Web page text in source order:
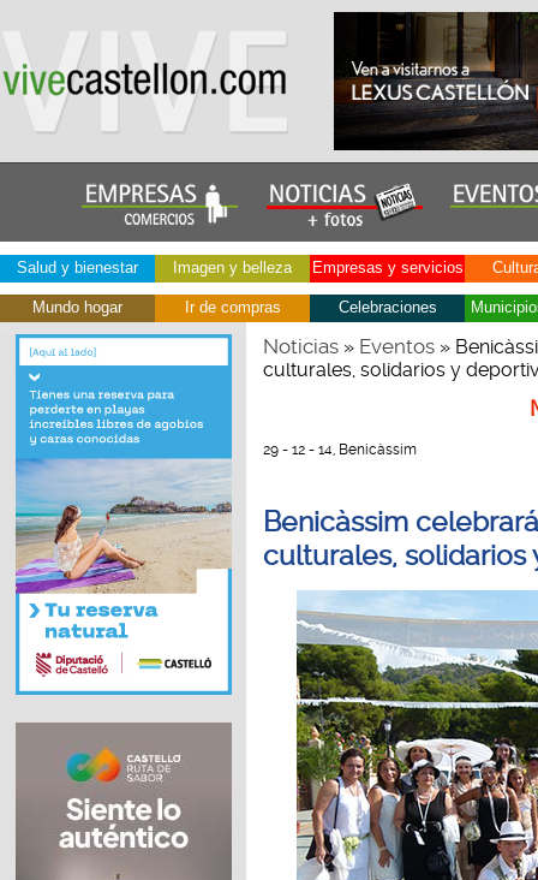
Salud y bienestar Imagen y belleza Empresas y servicios
Mundo hogar Ir de compras Celebraciones
Noticias» Eventos»
culturales, solidarios y
29 - 12 - 14, Benicàssim
Benicàssim
culturales, solidarios